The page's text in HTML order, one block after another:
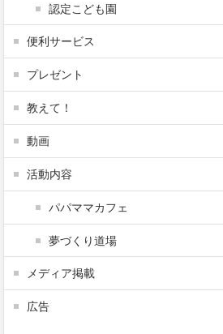
認定こども園
便利サービス
プレゼント
教えて！
動画
活動内容
パパママカフェ
夢づくり道場
メディア掲載
広告